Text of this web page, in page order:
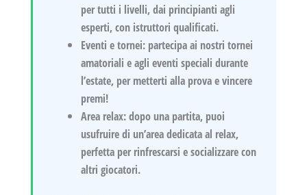
per tutti i livelli, dai principianti agli
esperti, con istruttori qualificati.
Eventi e tornei:partecipa ai nostri tornei
amatoriali e agli eventi speciali durante
l’estate, per metterti alla prova e vincere
premi!
Area relax:dopo una partita, puoi
usufruire di un’area dedicata al relax,
perfetta per rinfrescarsi e socializzare con
altri giocatori.